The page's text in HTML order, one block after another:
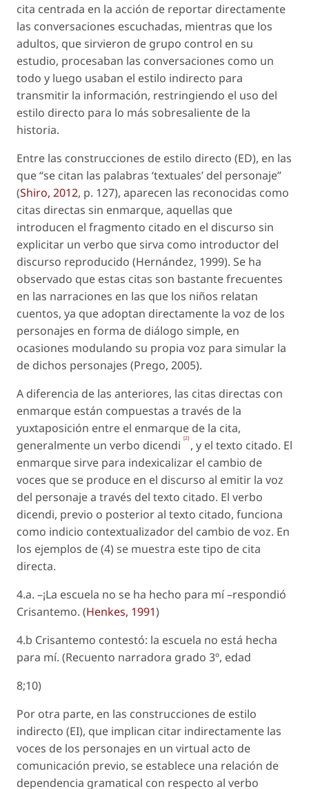
cita centrada en la acción de reportar directamente
las conversaciones escuchadas, mientras que los
adultos, que sirvieron de grupo control en su
estudio, procesaban las conversaciones como un
todo y luego usaban el estilo indirecto para
transmitir la información, restringiendo el uso del
estilo directo para lo más sobresaliente de la
historia.
Entre las construcciones de estilo directo (ED), en las
que “se citan las palabras ‘textuales’ del personaje”
(Shiro, 2012, p. 127), aparecen las reconocidas como
citas directas sin enmarque, aquellas que
introducen el fragmento citado en el discurso sin
explicitar un verbo que sirva como introductor del
discurso reproducido (Hernández, 1999). Se ha
observado que estas citas son bastante frecuentes
en las narraciones en las que los niños relatan
cuentos, ya que adoptan directamente la voz de los
personajes en forma de diálogo simple, en
ocasiones modulando su propia voz para simular la
de dichos personajes (Prego, 2005).
A diferencia de las anteriores, las citas directas con
enmarque están compuestas a través de la
yuxtaposición entre el enmarque de la cita,
generalmente un verbo dicendi [2] , y el texto citado. El
enmarque sirve para indexicalizar el cambio de
voces que se produce en el discurso al emitir la voz
del personaje a través del texto citado. El verbo
dicendi, previo o posterior al texto citado, funciona
como indicio contextualizador del cambio de voz. En
los ejemplos de (4) se muestra este tipo de cita
directa.
4.a. –¡La escuela no se ha hecho para mí –respondió
Crisantemo. (Henkes, 1991)
4.b Crisantemo contestó: la escuela no está hecha
para mí. (Recuento narradora grado 3º, edad
8;10)
Por otra parte, en las construcciones de estilo
indirecto (EI), que implican citar indirectamente las
voces de los personajes en un virtual acto de
comunicación previo, se establece una relación de
dependencia gramatical con respecto al verbo